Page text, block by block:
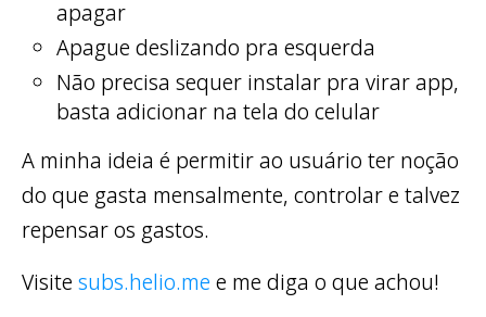
apagar
Apague deslizando pra esquerda
Não precisa sequer instalar pra virar app,
basta adicionar na tela do celular
A minha ideia é permitir ao usuário ter noção
do que gasta mensalmente, controlar e talvez
repensar os gastos.
Visite subs.helio.me e me diga o que achou!